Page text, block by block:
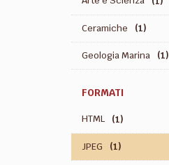
Ceramiche (1)
Geologia Marina (1)
FORMATI
HTML (1)
JPEG (1)